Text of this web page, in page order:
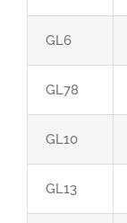
GL6
GL78
GL10
GL13